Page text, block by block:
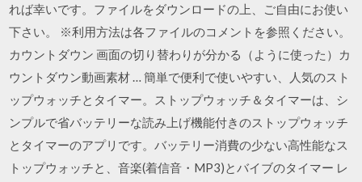
れば幸いです。ファイルをダウンロードの上、ご自由にお使い
下さい。 ※利用方法は各ファイルのコメントを参照ください。
カウントダウン 画面の切り替わりが分かる（ように使った）カ
ウントダウン動画素材 … 簡単で便利で使いやすい、人気のスト
ップウォッチとタイマー。ストップウォッチ＆タイマーは、シ
ンプルで省バッテリーな読み上げ機能付きのストップウォッチ
とタイマーのアプリです。バッテリー消費の少ない高性能なス
トップウォッチと、音楽(着信音・MP3)とバイブのタイマー レ